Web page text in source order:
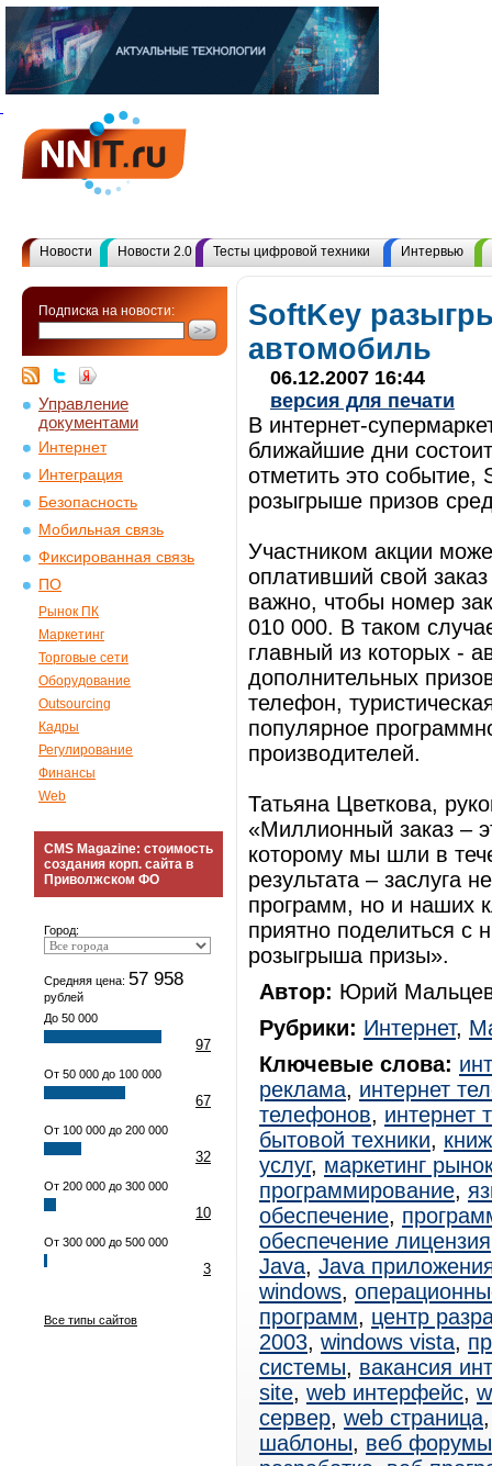
Новости Новости 2.0 Тесты цифровой техники Интервью
Подписка на новости:
Управление
документами
Интернет
Интеграция
Безопасность
Мобильная связь
Фиксированная связь
ПО
Рынок ПК
Маркетинг
Торговые сети
Оборудование
Outsourcing
Кадры
Регулирование
Финансы
Web
CMS Magazine: стоимость
создания корп. сайта в
Приволжском ФО
Город:
Средняя цена: 57 958
рублей
До 50 000
97
От 50 000 до 100 000
67
От 100 000 до 200 000
32
От 200 000 до 300 000
10
От 300 000 до 500 000
3
Все типы сайтов
SoftKey
автомобиль
06.12.2007 16:44
версия для печати
В интернет-
ближайшие дни
отметить это событие,
розыгрыше призов
Участником акции
оплативший свой
важно, чтобы номер
010 000. В таком
главный из которых -
дополнительных
телефон,
популярное
производителей.
Татьяна Цветкова,
«Миллионный заказ –
которому мы шли в
результата – заслуга
программ, но и наших
приятно поделиться с
розыгрыша призы».
Автор: Юрий
Рубрики: Интернет,
Ключевые слова:
реклама, интернет
телефонов, интернет
бытовой техники,
услуг, маркетинг
программирование,
обеспечение,
обеспечение лицензия
Java, Java
windows,
программ, центр
2003, windows vista,
системы, вакансия
site, web интерфейс,
сервер, web страница
шаблоны, веб форумы